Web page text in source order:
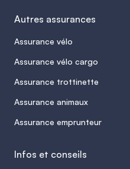
Autres assurances
Assurance vélo
Assurance vélo cargo
Assurance trottinette
Assurance animaux
Assurance emprunteur
Infos et conseils